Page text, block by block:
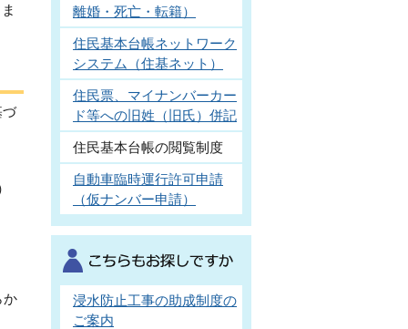
づ
か
離婚・死亡・転籍）
住民基本台帳ネットワーク
システム（住基ネット）
住民票、マイナンバーカー
ド等への旧姓（旧氏）併記
住民基本台帳の閲覧制度
自動車臨時運行許可申請
（仮ナンバー申請）
浸水防止工事の助成制度の
ご案内